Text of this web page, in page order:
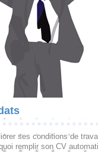
ses conditions de
remplir son CV